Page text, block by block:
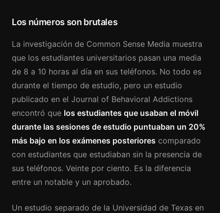
Los números son brutales
La investigación de Common Sense Media muestra
que los estudiantes universitarios pasan una media
de 8 a 10 horas al día en sus teléfonos. No todo es
durante el tiempo de estudio, pero un estudio
publicado en el Journal of Behavioral Addictions
encontró que los estudiantes que usaban el móvil
durante las sesiones de estudio puntuaban un 20%
más bajo en los exámenes posteriores comparado
con estudiantes que estudiaban sin la presencia de
sus teléfonos. Veinte por ciento. Es la diferencia
entre un notable y un aprobado.
Un estudio separado de la Universidad de Texas en